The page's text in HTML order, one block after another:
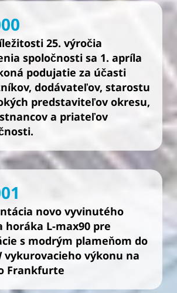
25. výročia
spoločnosti sa 1. apríla
podujatie za účasti
dodávateľov, starostu
predstaviteľov okresu,
a priateľov
novo vyvinutého
horáka L-max90 pre
s modrým plameňom do
vykurovacieho výkonu na
Frankfurte